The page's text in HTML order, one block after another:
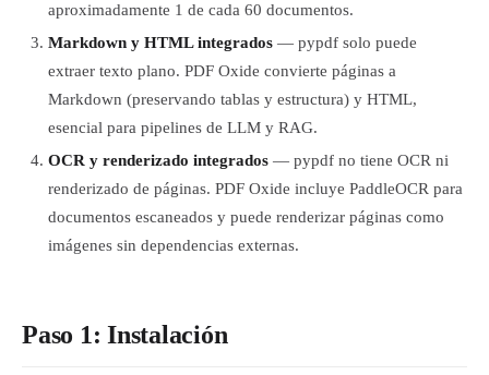
aproximadamente 1 de cada 60 documentos.
Markdown y HTML integrados — pypdf solo puede
extraer texto plano. PDF Oxide convierte páginas a
Markdown (preservando tablas y estructura) y HTML,
esencial para pipelines de LLM y RAG.
OCR y renderizado integrados — pypdf no tiene OCR ni
renderizado de páginas. PDF Oxide incluye PaddleOCR para
documentos escaneados y puede renderizar páginas como
imágenes sin dependencias externas.
Paso 1: Instalación